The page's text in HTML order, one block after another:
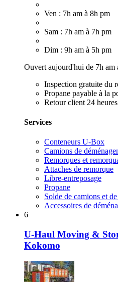
Ven : 7h am à 8h pm
Sam : 7h am à 7h pm
Dim : 9h am à 5h pm
Ouvert aujourd'hui de 7h am
Inspection gratuite du
Propane payable à la
Retour client 24 heures
Services
Conteneurs U-Box
Camions de
Remorques et
Attaches de remorque
Libre-entreposage
Propane
Solde de camions et
Accessoires de
6
U-Haul Moving &
Kokomo